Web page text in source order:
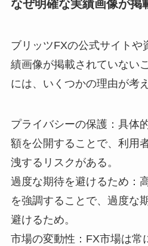
なぜ明確な実績画像が掲
ブリッツFXの公式サイトや
績画像が掲載されていない
には、いくつかの理由が考
プライバシーの保護：具体
額を公開することで、利用
洩するリスクがある。
過度な期待を避けるため：
を強調することで、過度な
避けるため。
市場の変動性：FX市場は常